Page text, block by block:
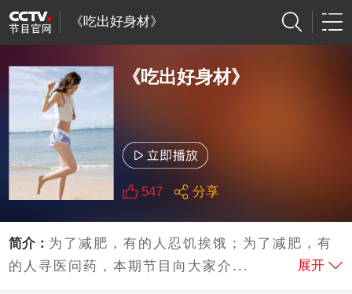
《吃出好身材》
《吃出好身材》
547 分享
简介： 为了减肥，有的人忍饥挨饿；为了减肥，有
的人寻医问药，本期节目向大家介...
展开